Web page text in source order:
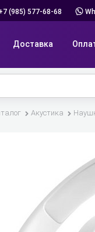
(985) 577-68-68
Доставка
Акустика